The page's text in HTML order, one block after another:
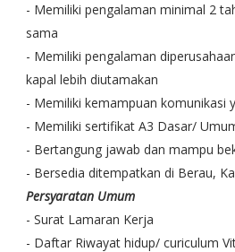
- Memiliki pengalaman minimal 2
sama
- Memiliki pengalaman
kapal lebih diutamakan
- Memiliki kemampuan komunikasi
- Memiliki sertifikat A3 Dasar/
- Bertangung jawab dan mampu
- Bersedia ditempatkan di Berau,
Persyaratan Umum
- Surat Lamaran Kerja
- Daftar Riwayat hidup/ curiculum